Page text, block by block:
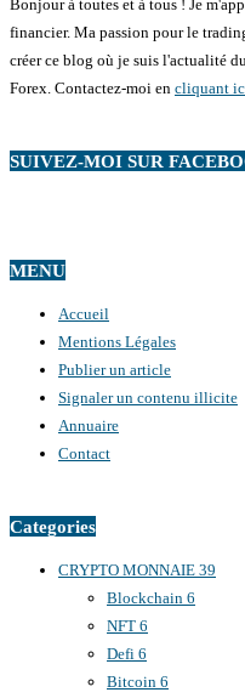
Bonjour à toutes et à tous ! Je
financier. Ma passion pour le
créer ce blog où je suis l'actualité
Forex. Contactez-moi en cliquant
SUIVEZ-MOI SUR
MENU
Accueil
Mentions Légales
Publier un article
Signaler un contenu illicite
Annuaire
Contact
Categories
CRYPTO MONNAIE 39
Blockchain 6
NFT 6
Defi 6
Bitcoin 6